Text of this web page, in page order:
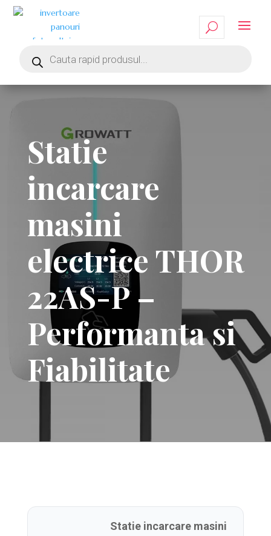
Statie
incarcare
masini
electrice THOR
22AS-P –
Performanta si
Fiabilitate
Statie incarcare masini